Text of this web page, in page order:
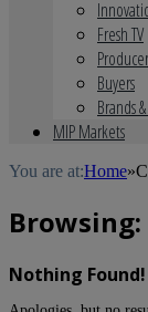
Fresh TV
Buyers
Brands
MIP Markets
You are at:Home»
Browsing:
Nothing Found!